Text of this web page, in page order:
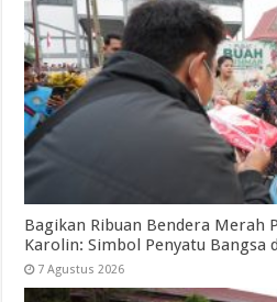
Bagikan Ribuan Bendera Merah
Karolin: Simbol Penyatu Bangsa
7 Agustus 2026